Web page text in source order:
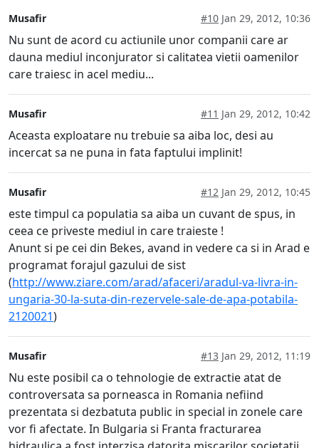
Musafir #10 Jan 29, 2012, 10:36
Nu sunt de acord cu actiunile unor companii care ar
dauna mediul inconjurator si calitatea vietii oamenilor
care traiesc in acel mediu...
Musafir #11 Jan 29, 2012, 10:42
Aceasta exploatare nu trebuie sa aiba loc, desi au
incercat sa ne puna in fata faptului implinit!
Musafir #12 Jan 29, 2012, 10:45
este timpul ca populatia sa aiba un cuvant de spus, in
ceea ce priveste mediul in care traieste !
Anunt si pe cei din Bekes, avand in vedere ca si in Arad e
programat forajul gazului de sist
(http://www.ziare.com/arad/afaceri/aradul-va-livra-in-
ungaria-30-la-suta-din-rezervele-sale-de-apa-potabila-
2120021)
Musafir #13 Jan 29, 2012, 11:19
Nu este posibil ca o tehnologie de extractie atat de
controversata sa porneasca in Romania nefiind
prezentata si dezbatuta public in special in zonele care
vor fi afectate. In Bulgaria si Franta fracturarea